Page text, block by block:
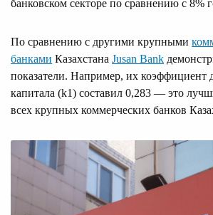
банковском секторе по сравнению с 8%
По сравнению с другими крупными
банками Казахстана Jusan Bank
показатели. Например, их коэффициент
капитала (k1) составил 0,283 — это
всех крупных коммерческих банков